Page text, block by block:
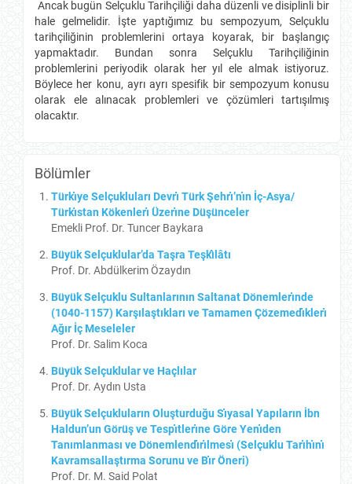
Ancak bugün Selçuklu Tarihçiliği daha düzenli ve disiplinli bir
hale gelmelidir. İşte yaptığımız bu sempozyum, Selçuklu
tarihçiliğinin problemlerini ortaya koyarak, bir başlangıç
yapmaktadır. Bundan sonra Selçuklu Tarihçiliğinin
problemlerini periyodik olarak her yıl ele almak istiyoruz.
Böylece her konu, ayrı ayrı spesifik bir sempozyum konusu
olarak ele alınacak problemleri ve çözümleri tartışılmış
olacaktır.
Bölümler
Türkı̇ye Selçukluları Devrı̇ Türk Şehrı̇’nı̇n İç-Asya/
Türkı̇stan Kökenlerı̇ Üzerı̇ne Düşünceler
Emekli Prof. Dr. Tuncer Baykara
Büyük Selçuklular’da Taşra Teşkı̂lâtı
Prof. Dr. Abdülkerim Özaydın
Büyük Selçuklu Sultanlarının Saltanat Dönemlerı̇nde
(1040-1157) Karşılaştıkları ve Tamamen Çözemedı̇klerı̇
Ağır İç Meseleler
Prof. Dr. Salim Koca
Büyük Selçuklular ve Haçlılar
Prof. Dr. Aydın Usta
Büyük Selçukluların Oluşturduğu Sı̇yasal Yapıların İbn
Haldun’un Görüş ve Tespı̇tlerı̇ne Göre Yenı̇den
Tanımlanması ve Dönemlendı̇rı̇lmesı̇ (Selçuklu Tarı̇hı̇nı̇
Kavramsallaştırma Sorunu ve Bı̇r Öneri)
Prof. Dr. M. Said Polat